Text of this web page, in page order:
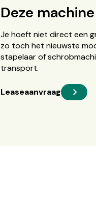
Deze
Je hoeft niet direct een
zo toch het nieuwste
stapelaar of
transport.
Leaseaanvraag